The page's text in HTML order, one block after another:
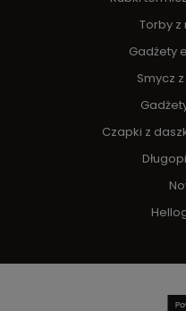
Torby
Gadżety
Smycz
Czapki z